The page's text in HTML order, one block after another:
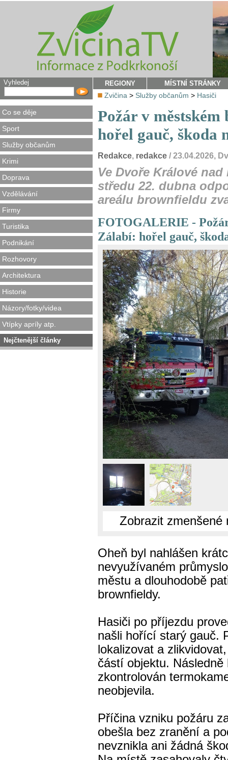
Vyhledej
Co se děje
Sport
Služby občanům
Krimi
Doprava
Vzdělávání
Firmy
Turistika
Podnikání
Rozhovory
Architektura
Historie
Názory/fotky/videa
Vtípky apríly atp.
Nejčtenější články
REGIONY MÍSTNÍ STRÁNKY
Zvičina > Služby občanům > Hasiči
Požár v
hořel gauč, škoda
Redakce, redakce / 23.04.2026,
Ve Dvoře Králové
středu 22. dubna
areálu brownfieldu
FOTOGALERIE -
Zálabí: hořel gauč,
Zobrazit zmenšené
Oheň byl nahlášen
nevyužívaném
městu a dlouhodobě
brownfieldy.
Hasiči po příjezdu
našli hořící starý gauč.
lokalizovat a
částí objektu.
zkontrolován
neobjevila.
Příčina vzniku požáru
obešla bez zranění a
nevznikla ani žádná